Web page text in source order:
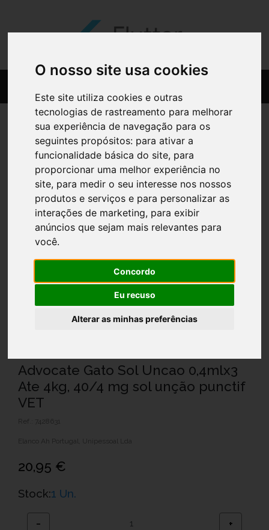
O nosso site usa cookies
Este site utiliza cookies e outras
tecnologias de rastreamento para melhorar
sua experiência de navegação para os
seguintes propósitos: para ativar a
funcionalidade básica do site, para
proporcionar uma melhor experiência no
site, para medir o seu interesse nos nossos
produtos e serviços e para personalizar as
interações de marketing, para exibir
anúncios que sejam mais relevantes para
você.
Concordo
Eu recuso
Alterar as minhas preferências
Advocate Gato Sol Uncao 0,4mlx3
Ate 4kg, 40/4 mg sol unção punctif
VET
Ref.: 7428631
Elanco Ah Portugal, Unipessoal Lda
20,95 €
Stock:1 Un.
− +